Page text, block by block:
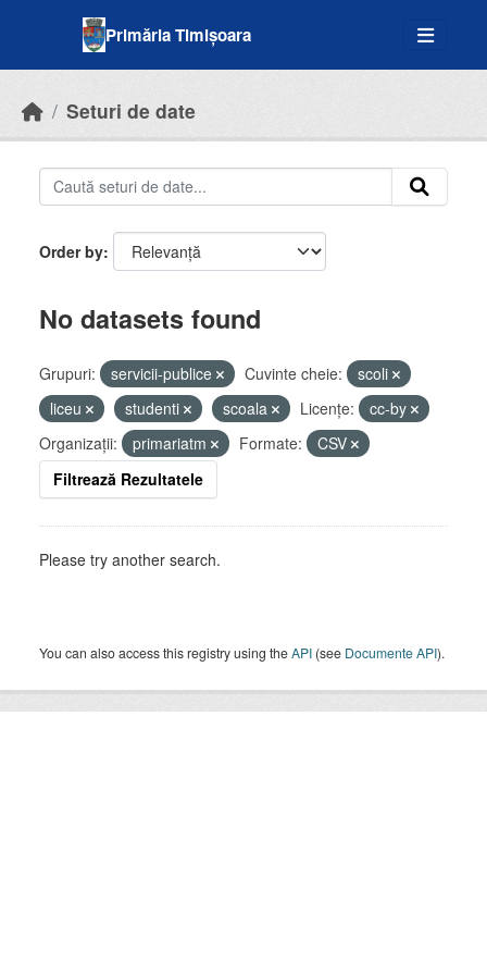
Primăria Timișoara
Seturi de date
Order by
No datasets found
Grupuri: servicii-publice Cuvinte cheie:
scoli
liceu
studenti scoala Licenţe:
cc-by
Organizații:
primariatm Formate:
CSV
Filtrează Rezultatele
Please try another search.
You can also access this registry using theAPI (see Documente API).